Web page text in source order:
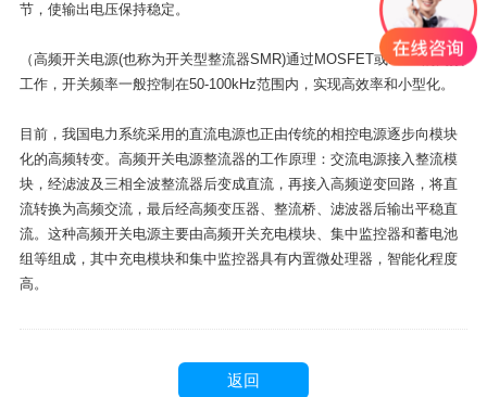
节，使输出电压保持稳定。
（高频开关电源(也称为开关型整流器SMR)通过MOSFET或IGBT的高频
工作，开关频率一般控制在50-100kHz范围内，实现高效率和小型化。
目前，我国电力系统采用的直流电源也正由传统的相控电源逐步向模块
化的高频转变。高频开关电源整流器的工作原理：交流电源接入整流模
块，经滤波及三相全波整流器后变成直流，再接入高频逆变回路，将直
流转换为高频交流，最后经高频变压器、整流桥、滤波器后输出平稳直
流。这种高频开关电源主要由高频开关充电模块、集中监控器和蓄电池
组等组成，其中充电模块和集中监控器具有内置微处理器，智能化程度
高。
返回